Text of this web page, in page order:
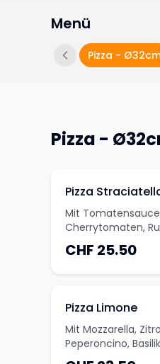
Menü
Pizza -
Pizza -
Pizza
Mit
Cherrytomaten,
CHF 25.50
Pizza Limone
Mit Mozzarella,
Peperoncino,